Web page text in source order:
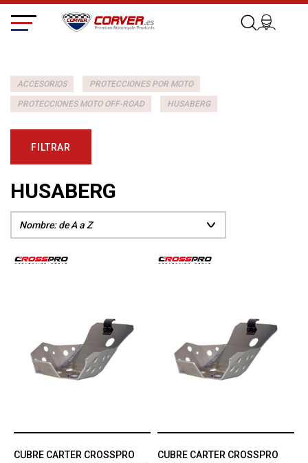
ACCESORIOS PROTECCIONES POR MOTO
PROTECCIONES MOTO OFF-ROAD HUSABERG
FILTRAR
HUSABERG
CUBRE CARTER CROSSPRO
CUBRE CARTER CROSSPRO